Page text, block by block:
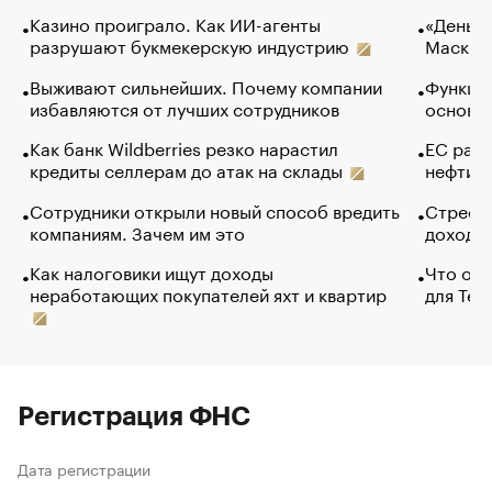
Казино проиграло. Как ИИ-агенты
разрушают букмекерскую индустрию
Выживают сильнейших. Почему компании
избавляются от лучших сотрудников
Как банк Wildberries резко нарастил
кредиты селлерам до атак на склады
Сотрудники открыли новый способ вредить
компаниям. Зачем им это
Как налоговики ищут доходы
неработающих покупателей яхт и квартир
Маск в
основ
ЕС
нефти
Что
для
Регистрация ФНС
Дата регистрации